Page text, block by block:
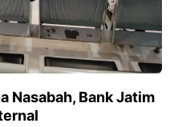
Nasabah, Bank Jatim